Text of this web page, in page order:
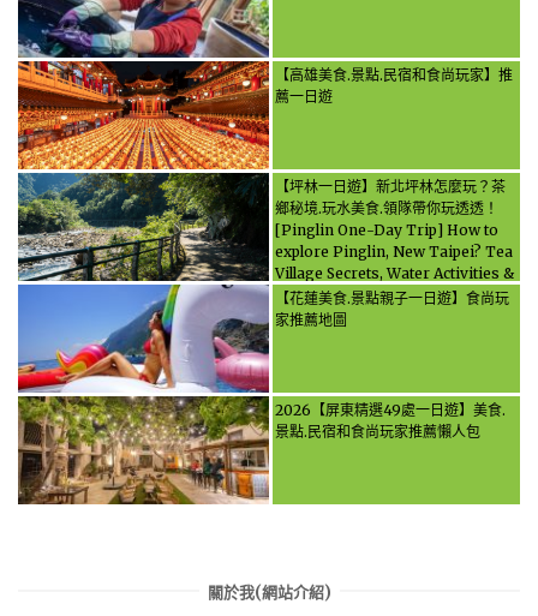
【高雄美食.景點.民宿和食尚玩家】推
薦一日遊
【坪林一日遊】新北坪林怎麼玩？茶
鄉秘境.玩水美食.領隊帶你玩透透！
[Pinglin One-Day Trip] How to
explore Pinglin, New Taipei? Tea
Village Secrets, Water Activities &
Food, Let the guide take you
through it all!
【花蓮美食.景點親子一日遊】食尚玩
家推薦地圖
2026【屏東精選49處一日遊】美食.
景點.民宿和食尚玩家推薦懶人包
關於我(網站介紹)